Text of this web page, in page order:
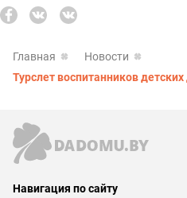
Главная
Новости
Турслет воспитанников
Навигация по сайту